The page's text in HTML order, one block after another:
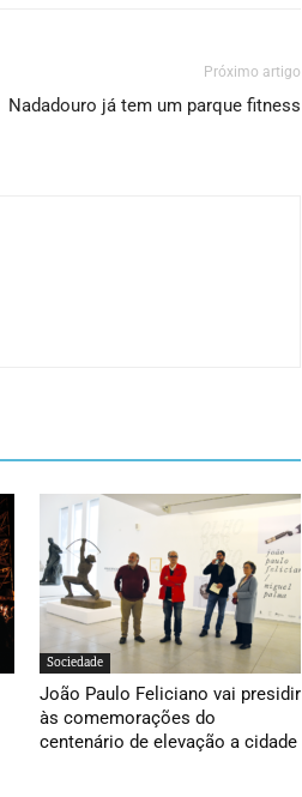
Próximo artigo
Nadadouro já tem um parque fitness
Sociedade
João Paulo Feliciano vai presidir
às comemorações do
centenário de elevação a cidade